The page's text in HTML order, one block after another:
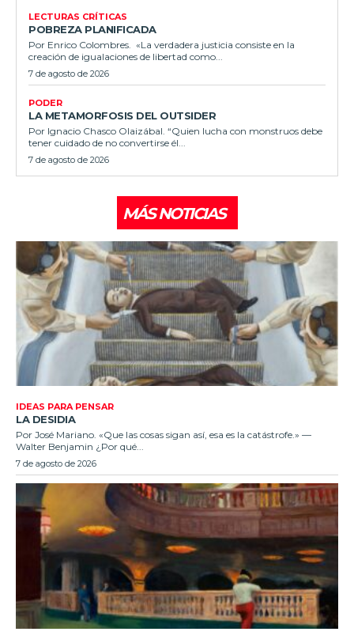
LECTURAS CRÍTICAS
POBREZA PLANIFICADA
Por Enrico Colombres. «La verdadera justicia consiste en la
creación de igualaciones de libertad como...
7 de agosto de 2026
PODER
LA METAMORFOSIS DEL OUTSIDER
Por Ignacio Chasco Olaizábal. “Quien lucha con monstruos debe
tener cuidado de no convertirse él...
7 de agosto de 2026
MÁS NOTICIAS
IDEAS PARA PENSAR
LA DESIDIA
Por José Mariano. «Que las cosas sigan así, esa es la catástrofe.» —
Walter Benjamin ¿Por qué...
7 de agosto de 2026